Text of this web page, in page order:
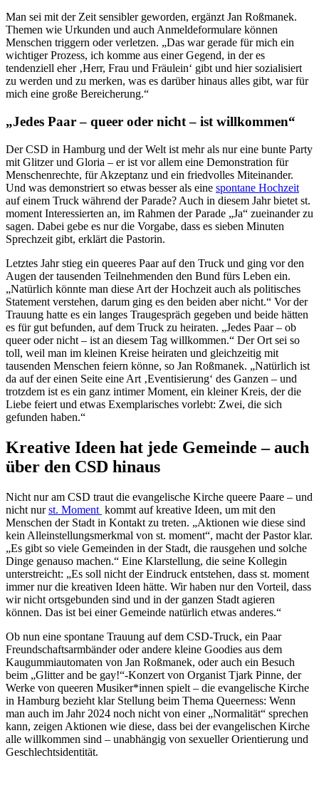
Man sei mit der Zeit sensibler geworden, ergänzt Jan Roßmanek.
Themen wie Urkunden und auch Anmeldeformulare können
Menschen triggern oder verletzen. „Das war gerade für mich ein
wichtiger Prozess, ich komme aus einer Gegend, in der es
tendenziell eher ‚Herr, Frau und Fräulein‘ gibt und hier sozialisiert
zu werden und zu merken, was es darüber hinaus alles gibt, war für
mich eine große Bereicherung.“
„Jedes Paar – queer oder nicht – ist willkommen“
Der CSD in Hamburg und der Welt ist mehr als nur eine bunte Party
mit Glitzer und Gloria – er ist vor allem eine Demonstration für
Menschenrechte, für Akzeptanz und ein friedvolles Miteinander.
Und was demonstriert so etwas besser als eine spontane Hochzeit
auf einem Truck während der Parade? Auch in diesem Jahr bietet st.
moment Interessierten an, im Rahmen der Parade „Ja“ zueinander zu
sagen. Dabei gebe es nur die Vorgabe, dass es sieben Minuten
Sprechzeit gibt, erklärt die Pastorin.
Letztes Jahr stieg ein queeres Paar auf den Truck und ging vor den
Augen der tausenden Teilnehmenden den Bund fürs Leben ein.
„Natürlich könnte man diese Art der Hochzeit auch als politisches
Statement verstehen, darum ging es den beiden aber nicht.“ Vor der
Trauung hatte es ein langes Traugespräch gegeben und beide hätten
es für gut befunden, auf dem Truck zu heiraten. „Jedes Paar – ob
queer oder nicht – ist an diesem Tag willkommen.“ Der Ort sei so
toll, weil man im kleinen Kreise heiraten und gleichzeitig mit
tausenden Menschen feiern könne, so Jan Roßmanek. „Natürlich ist
da auf der einen Seite eine Art ‚Eventisierung‘ des Ganzen – und
trotzdem ist es ein ganz intimer Moment, ein kleiner Kreis, der die
Liebe feiert und etwas Exemplarisches vorlebt: Zwei, die sich
gefunden haben.“
Kreative Ideen hat jede Gemeinde – auch
über den CSD hinaus
Nicht nur am CSD traut die evangelische Kirche queere Paare – und
nicht nurst. Moment kommt auf kreative Ideen, um mit den
Menschen der Stadt in Kontakt zu treten. „Aktionen wie diese sind
kein Alleinstellungsmerkmal von st. moment“, macht der Pastor klar.
„Es gibt so viele Gemeinden in der Stadt, die rausgehen und solche
Dinge genauso machen.“ Eine Klarstellung, die seine Kollegin
unterstreicht: „Es soll nicht der Eindruck entstehen, dass st. moment
immer nur die kreativen Ideen hätte. Wir haben nur den Vorteil, dass
wir nicht ortsgebunden sind und in der ganzen Stadt agieren
können. Das ist bei einer Gemeinde natürlich etwas anderes.“
Ob nun eine spontane Trauung auf dem CSD-Truck, ein Paar
Freundschaftsarmbänder oder andere kleine Goodies aus dem
Kaugummiautomaten von Jan Roßmanek, oder auch ein Besuch
beim „Glitter and be gay!“-Konzert von Organist Tjark Pinne, der
Werke von queeren Musiker*innen spielt – die evangelische Kirche
in Hamburg bezieht klar Stellung beim Thema Queerness: Wenn
man auch im Jahr 2024 noch nicht von einer „Normalität“ sprechen
kann, zeigen Aktionen wie diese, dass bei der evangelischen Kirche
alle willkommen sind – unabhängig von sexueller Orientierung und
Geschlechtsidentität.